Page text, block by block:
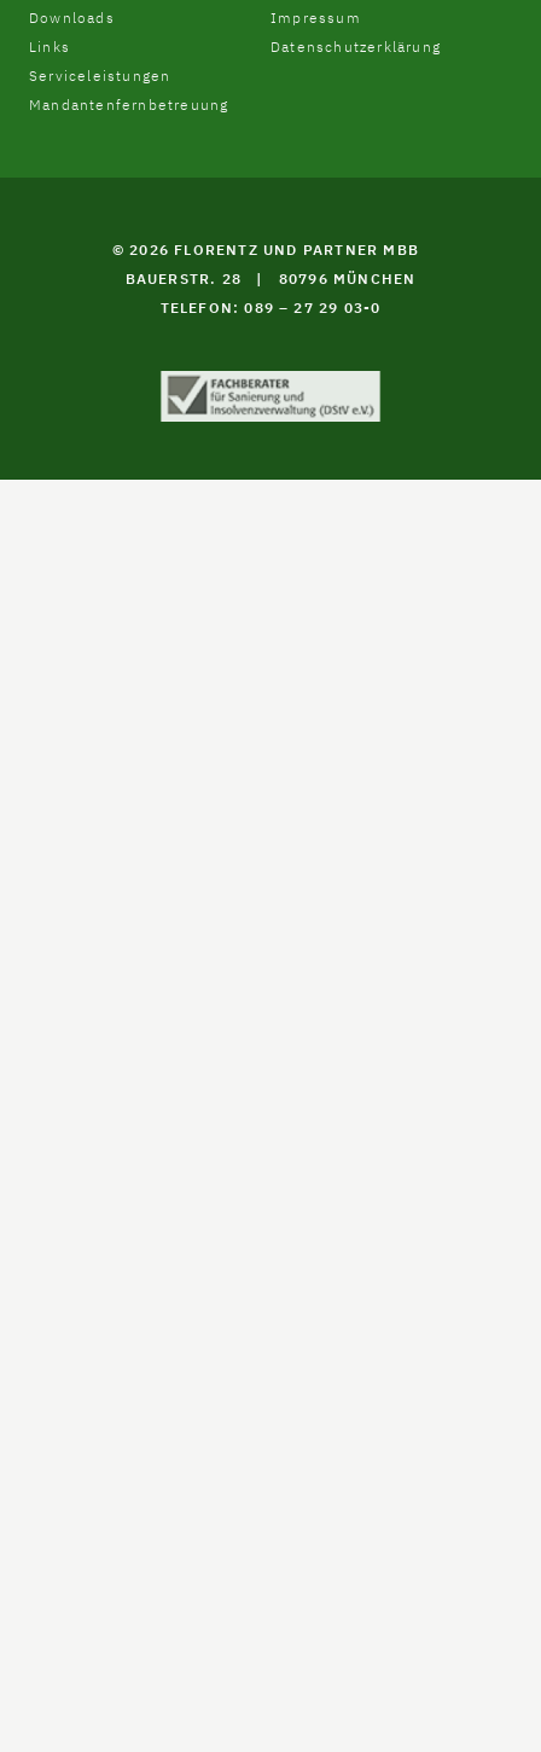
Downloads
Links
Serviceleistungen
Mandantenfernbetreuung
Impressum
Datenschutzerklärung
© 2026 FLORENTZ UND PARTNER MBB
BAUERSTR. 28
|
80796 MÜNCHEN
TELEFON: 089 – 27 29 03-0